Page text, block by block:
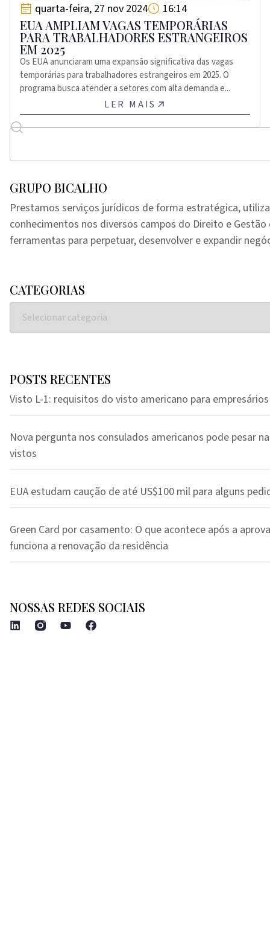
quarta-feira, 27 nov 2024 16:14
EUA AMPLIAM VAGAS TEMPORÁRIAS
PARA TRABALHADORES ESTRANGEIROS
EM 2025
Os EUA anunciaram uma expansão significativa das vagas
temporárias para trabalhadores estrangeiros em 2025. O
programa busca atender a setores com alta demanda e...
LER MAIS
GRUPO BICALHO
Prestamos serviços jurídicos de forma estratégica,
conhecimentos nos diversos campos do Direito e
ferramentas para perpetuar, desenvolver e expandir
CATEGORIAS
POSTS RECENTES
Visto L-1: requisitos do visto americano para empresários
Nova pergunta nos consulados americanos pode pesar
vistos
EUA estudam caução de até US$100 mil para alguns
Green Card por casamento: O que acontece após a
funciona a renovação da residência
NOSSAS REDES SOCIAIS